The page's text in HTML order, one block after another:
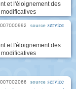
et l'éloignement des
source service
et l'éloignement des
source service